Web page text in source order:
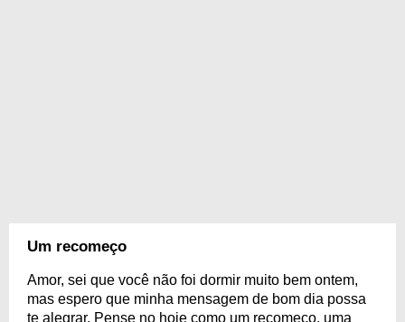
Um recomeço
Amor, sei que você não foi dormir muito bem ontem,
mas espero que minha mensagem de bom dia possa
te alegrar. Pense no hoje como um recomeço, uma